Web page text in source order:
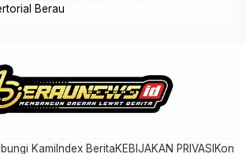
Berau
Kami Index BeritaKEBIJAKAN PRIVASI